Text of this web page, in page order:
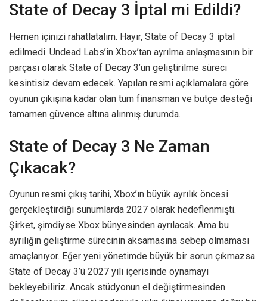
State of Decay 3 İptal mi Edildi?
Hemen içinizi rahatlatalım. Hayır, State of Decay 3 iptal
edilmedi. Undead Labs’in Xbox’tan ayrılma anlaşmasının bir
parçası olarak State of Decay 3’ün geliştirilme süreci
kesintisiz devam edecek. Yapılan resmi açıklamalara göre
oyunun çıkışına kadar olan tüm finansman ve bütçe desteği
tamamen güvence altına alınmış durumda.
State of Decay 3 Ne Zaman
Çıkacak?
Oyunun resmi çıkış tarihi, Xbox’ın büyük ayrılık öncesi
gerçekleştirdiği sunumlarda 2027 olarak hedeflenmişti.
Şirket, şimdiyse Xbox bünyesinden ayrılacak. Ama bu
ayrılığın geliştirme sürecinin aksamasına sebep olmaması
amaçlanıyor. Eğer yeni yönetimde büyük bir sorun çıkmazsa
State of Decay 3’ü 2027 yılı içerisinde oynamayı
bekleyebiliriz. Ancak stüdyonun el değiştirmesinden